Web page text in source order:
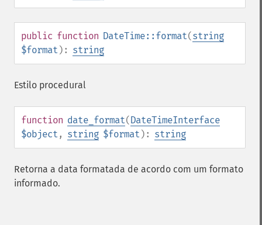
public function DateTime::format(string
$format ): string
Estilo procedural
function date_format(DateTimeInterface
$object , string $format ): string
Retorna a data formatada de acordo com um formato
informado.